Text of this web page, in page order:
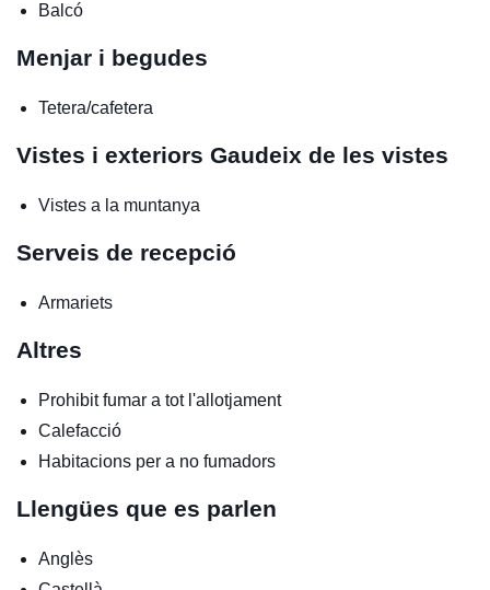
Balcó
Menjar i begudes
Tetera/cafetera
Vistes i exteriors Gaudeix de les vistes
Vistes a la muntanya
Serveis de recepció
Armariets
Altres
Prohibit fumar a tot l'allotjament
Calefacció
Habitacions per a no fumadors
Llengües que es parlen
Anglès